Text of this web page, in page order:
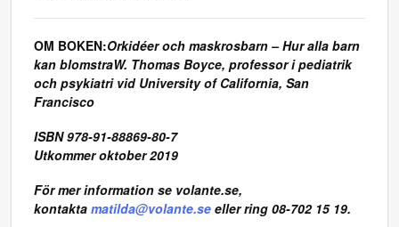
OM BOKEN:Orkidéer och maskrosbarn – Hur alla barn
kan blomstraW. Thomas Boyce, professor i pediatrik
och psykiatri vid University of California, San
Francisco
ISBN 978-91-88869-80-7
Utkommer oktober 2019
För mer information se volante.se,
kontakta matilda@volante.se eller ring 08-702 15 19.